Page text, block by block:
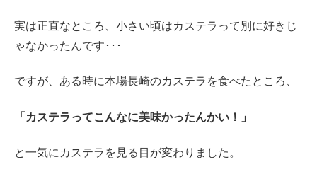
実は正直なところ、小さい頃はカステラって別に好きじ
ゃなかったんです･･･
ですが、ある時に本場長崎のカステラを食べたところ、
「カステラってこんなに美味かったんかい！」
と一気にカステラを見る目が変わりました。